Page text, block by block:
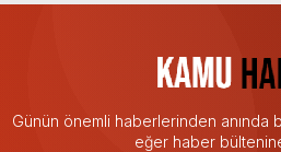
Günün önemli haberlerinden anında
eğer haber